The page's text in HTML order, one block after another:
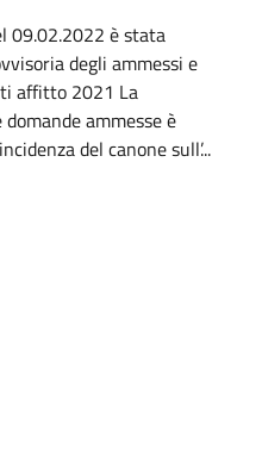
09.02.2022 è stata
degli ammessi e
affitto 2021 La
ammesse è
del canone sull’...